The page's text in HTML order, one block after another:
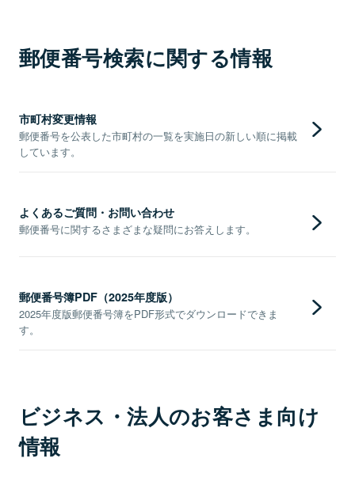
郵便番号検索に関する情報
市町村変更情報
郵便番号を公表した市町村の一覧を実施日の新しい順に掲載
しています。
よくあるご質問・お問い合わせ
郵便番号に関するさまざまな疑問にお答えします。
郵便番号簿PDF（2025年度版）
2025年度版郵便番号簿をPDF形式でダウンロードできま
す。
ビジネス・法人のお客さま向け
情報